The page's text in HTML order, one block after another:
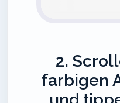
2.
farbigen